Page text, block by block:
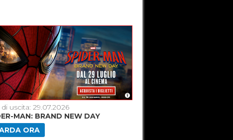
uscita: 29.07.2026
MAN: BRAND NEW DAY
ORA